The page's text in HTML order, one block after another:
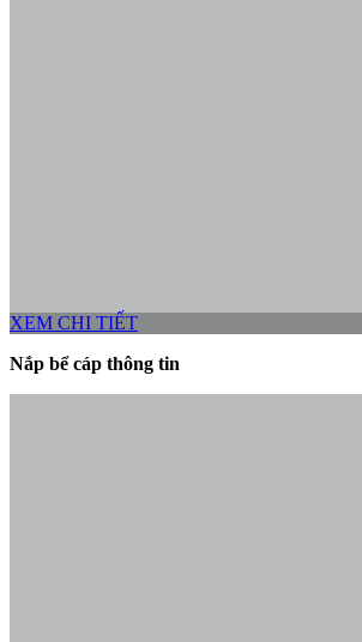
XEM CHI TIẾT
Nắp bể cáp thông tin